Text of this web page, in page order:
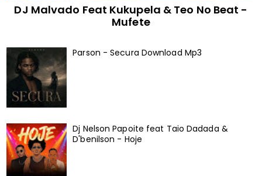
DJ Malvado Feat Kukupela & Teo No Beat -
Mufete
Parson - Secura Download Mp3
Dj Nelson Papoite feat Taio Dadada &
D'benilson - Hoje